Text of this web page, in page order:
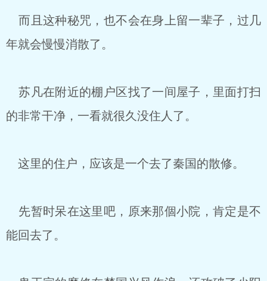
而且这种秘咒，也不会在身上留一辈子，过几
年就会慢慢消散了。
苏凡在附近的棚户区找了一间屋子，里面打扫
的非常干净，一看就很久没住人了。
这里的住户，应该是一个去了秦国的散修。
先暂时呆在这里吧，原来那個小院，肯定是不
能回去了。